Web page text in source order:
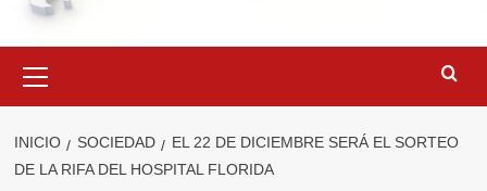
primario
INICIO SOCIEDAD
EL 22 DE DICIEMBRE SERÁ EL SORTEO
DE LA RIFA DEL HOSPITAL FLORIDA